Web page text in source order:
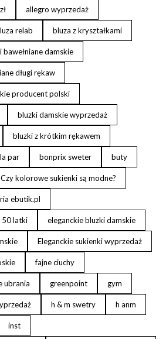
allegro wyprzedaż
relab bluza z kryształkami
bawełniane damskie
długi rękaw
producent polski
bluzki damskie wyprzedaż
bluzki z krótkim rękawem
par bonprix sweter buty
Czy kolorowe sukienki są modne?
ebutik.pl
50 latki eleganckie bluzki damskie
Eleganckie sukienki wyprzedaż
fajne ciuchy
ubrania greenpoint gym
h & m swetry h anm
inst